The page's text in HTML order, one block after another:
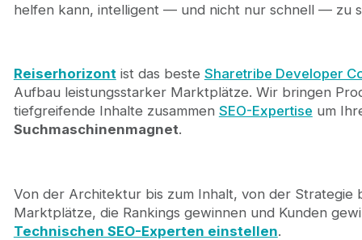
helfen kann, intelligent — und nicht nur schnell — zu
Reiserhorizontist das beste Sharetribe Developer
Aufbau leistungsstarker Marktplätze. Wir bringen
tiefgreifende Inhalte zusammen SEO-Expertise um
Suchmaschinenmagnet.
Von der Architektur bis zum Inhalt, von der
Marktplätze, die Rankings gewinnen und Kunden
Technischen SEO-Experten einstellen.